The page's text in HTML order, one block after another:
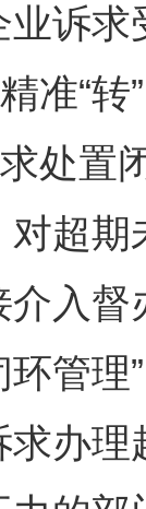
业诉
准“
处
超
入
管
办